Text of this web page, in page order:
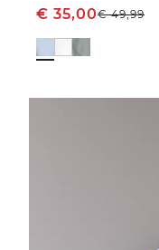
€ 35,00€49,99